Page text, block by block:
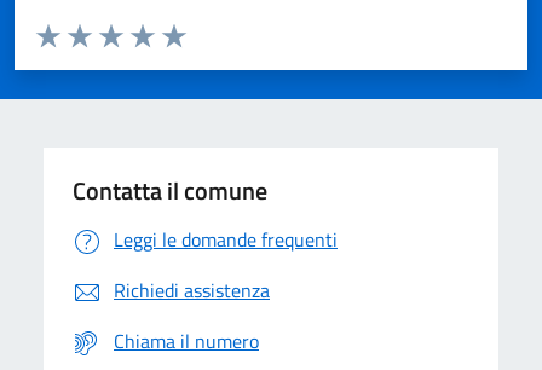
Domanda
Valuta da 1 a 5 stelle la pagina
Valuta 5 stelle su 5
Valuta 4 stelle su 5
Valuta 3 stelle su 5
Valuta 2 stelle su 5
Valuta 1 stelle su 5
Contatta il comune
Leggi le domande frequenti
Richiedi assistenza
Chiama il numero